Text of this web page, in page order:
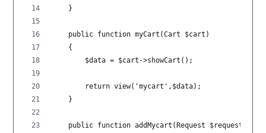
    }
    public function myCart(Cart $cart)
    {
        $data = $cart->showCart();
        return view('mycart',$data);
    }
public function addMycart(Request $request,Cart